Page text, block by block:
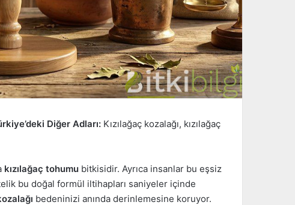
Diğer Adları: Kızılağaç kozalağı, kızılağaç
kızılağaç tohumu bitkisidir. Ayrıca insanlar bu eşsiz
bu doğal formül iltihapları saniyeler içinde
bedeninizi anında derinlemesine koruyor.